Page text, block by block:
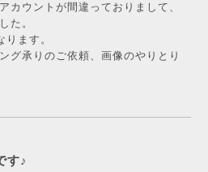
カウントが間違っておりまして、
た。
ます。
グ承りのご依頼、画像のやりとり
す♪